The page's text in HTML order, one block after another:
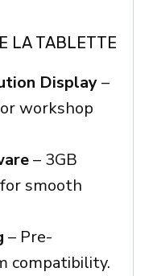
LA TABLETTE
Display–
workshop
– 3GB
smooth
– Pre-
compatibility.